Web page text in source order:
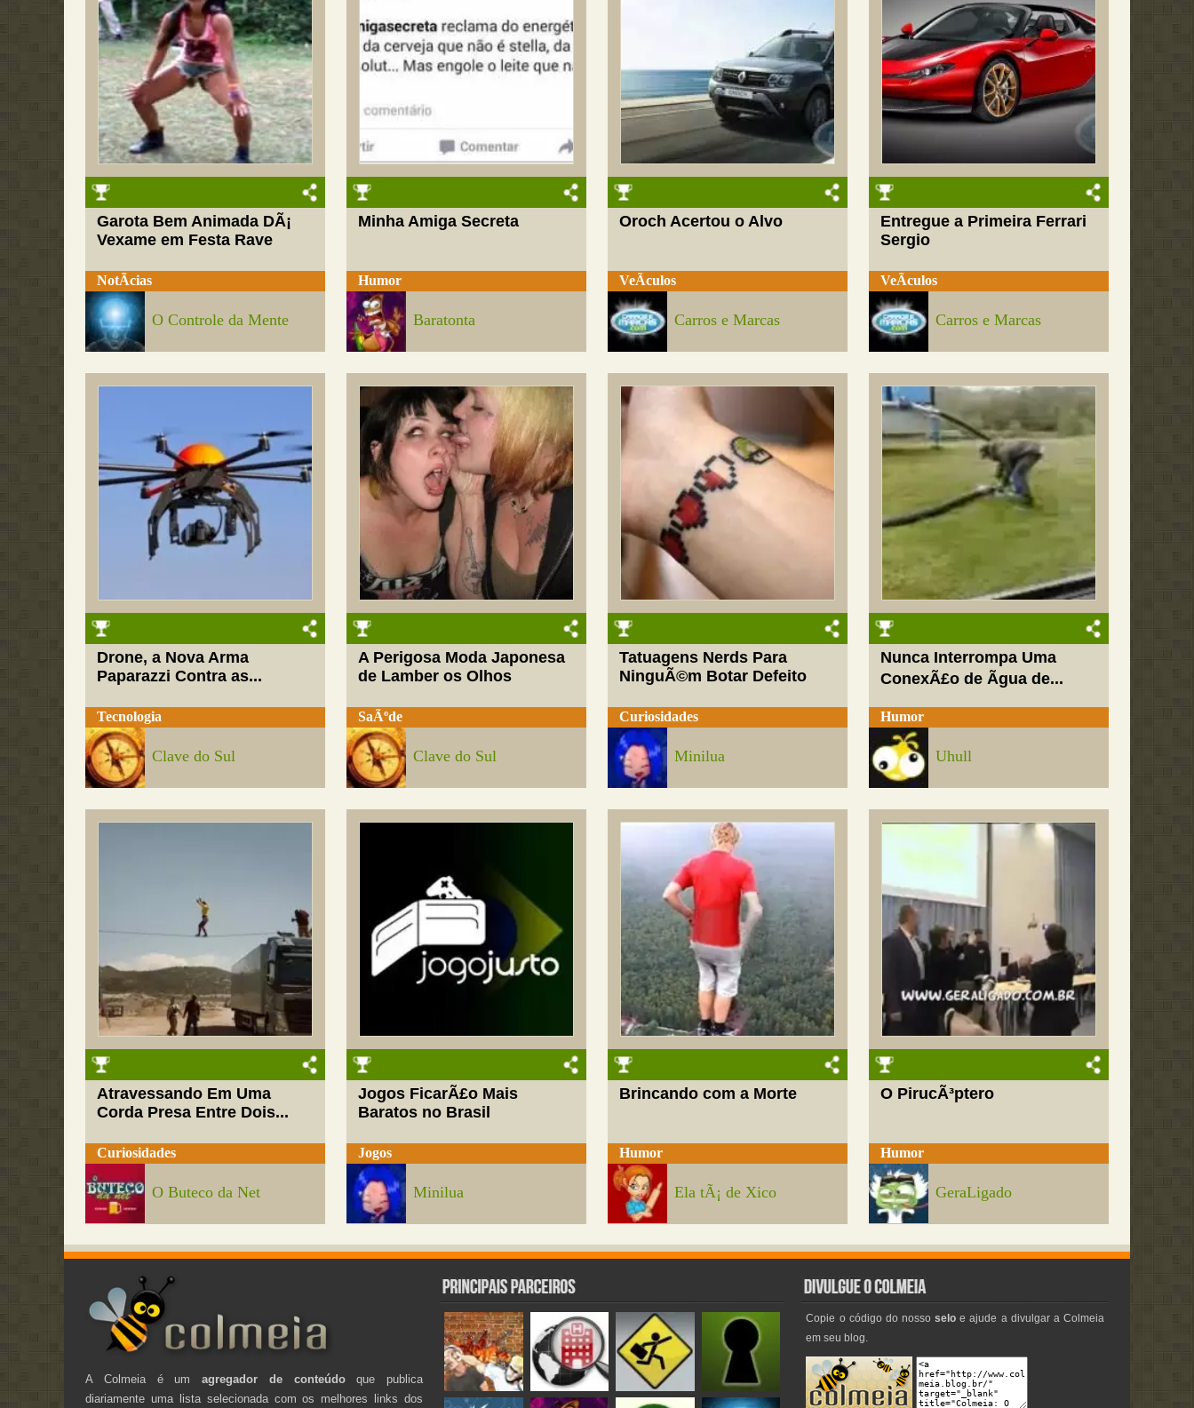
Garota Bem Animada DÃ¡
Vexame em Festa Rave
NotÃ­cias
O Controle da Mente
Minha Amiga Secreta
Humor
Baratonta
Oroch Acertou o Alvo
VeÃ­culos
Carros e Marcas
Entregue a Primeira Ferrari
Sergio
VeÃ­culos
Carros e Marcas
Drone, a Nova Arma
Paparazzi Contra as...
Tecnologia
Clave do Sul
A Perigosa Moda Japonesa
de Lamber os Olhos
SaÃºde
Clave do Sul
Tatuagens Nerds Para
NinguÃ©m Botar Defeito
Curiosidades
Minilua
Nunca Interrompa Uma
ConexÃ£o de Ãgua de...
Humor
Uhull
Atravessando Em Uma
Corda Presa Entre Dois...
Curiosidades
O Buteco da Net
Jogos FicarÃ£o Mais
Baratos no Brasil
Jogos
Minilua
Brincando com a Morte
Humor
Ela tÃ¡ de Xico
O PirucÃ³ptero
Humor
GeraLigado
A Colmeia é umagregador de conteúdoque publica
diariamente uma lista selecionada com os melhores links dos
Copie o código do nossoselo e ajude a divulgar a Colmeia
em seu blog.